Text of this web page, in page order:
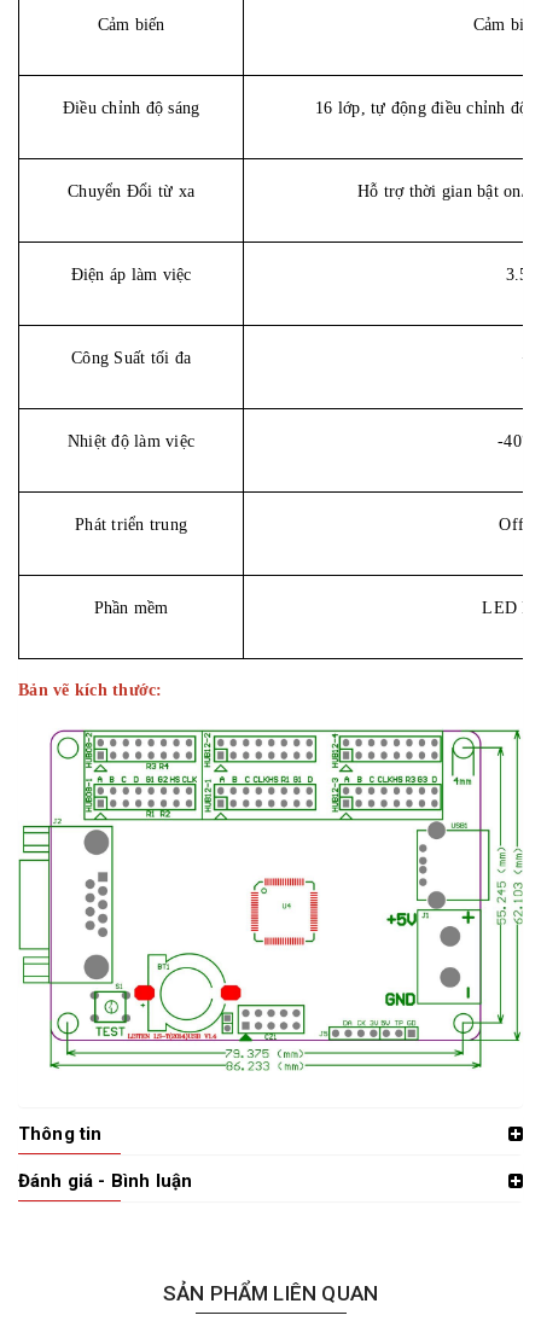
Cảm biến Cảm
Điều chỉnh độ sáng 16 lớp, tự động điều chỉnh độ
Chuyển Đổi từ xa Hỗ trợ thời gian bật on/
Điện áp làm việc
Công Suất tối đa
Nhiệt độ làm việc -
Phát triển trung
Phần mềm LED
Bản vẽ kích thước:
Thông tin
Đánh giá - Bình luận
SẢN PHẨM LIÊN QUAN